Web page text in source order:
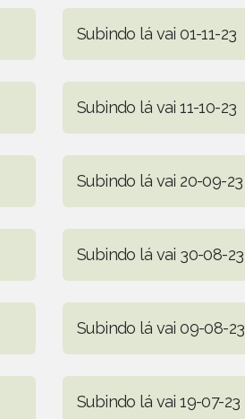
Subindo lá vai 01-11-23
Subindo lá vai 11-10-23
Subindo lá vai 20-09-23
Subindo lá vai 30-08-23
Subindo lá vai 09-08-23
Subindo lá vai 19-07-23